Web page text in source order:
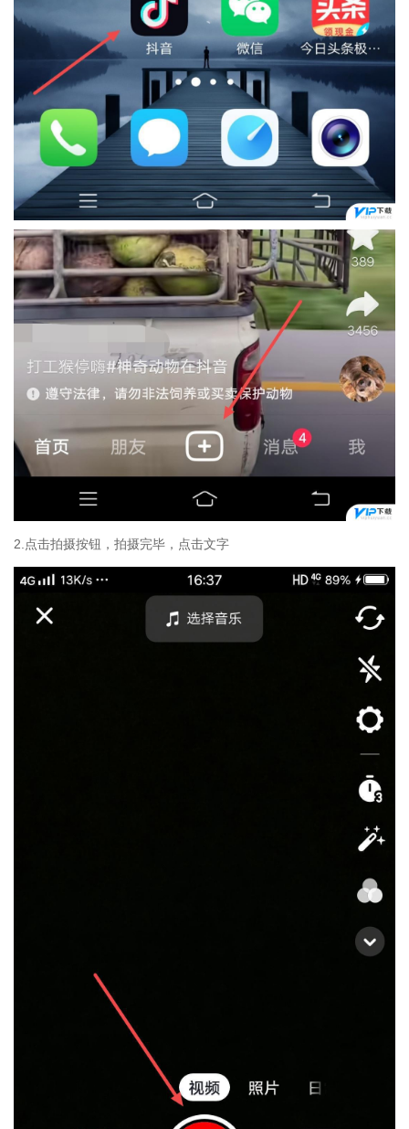
2.点击拍摄按钮，拍摄完毕，点击文字